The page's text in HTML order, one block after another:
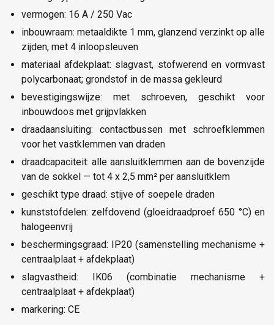
vermogen: 16 A / 250 Vac
inbouwraam: metaaldikte 1 mm, glanzend verzinkt op alle
zijden, met 4 inloopsleuven
materiaal afdekplaat: slagvast, stofwerend en vormvast
polycarbonaat; grondstof in de massa gekleurd
bevestigingswijze: met schroeven, geschikt voor
inbouwdoos met grijpvlakken
draadaansluiting: contactbussen met schroefklemmen
voor het vastklemmen van draden
draadcapaciteit: alle aansluitklemmen aan de bovenzijde
van de sokkel — tot 4 x 2,5 mm² per aansluitklem
geschikt type draad: stijve of soepele draden
kunststofdelen: zelfdovend (gloeidraadproef 650 °C) en
halogeenvrij
beschermingsgraad: IP20 (samenstelling mechanisme +
centraalplaat + afdekplaat)
slagvastheid: IK06 (combinatie mechanisme +
centraalplaat + afdekplaat)
markering: CE